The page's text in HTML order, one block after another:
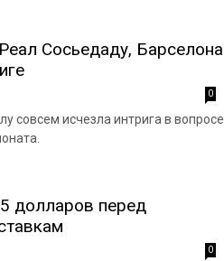
Сосьедаду, Барселона
0
совсем исчезла интрига в вопросе
долларов перед
0